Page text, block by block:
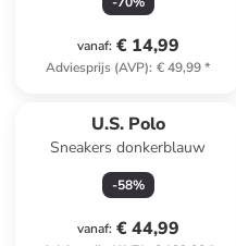
vanaf: € 14,99
Adviesprijs (AVP): € 49,99*
U.S. Polo
Sneakers donkerblauw
-58%
vanaf: € 44,99